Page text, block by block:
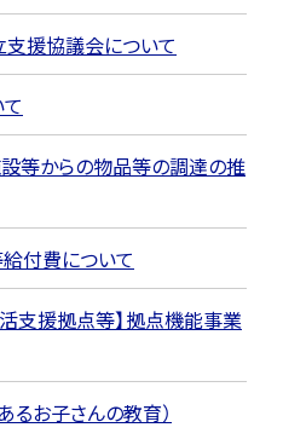
援協議会について
等からの物品等の調達の推
付費について
支援拠点等】拠点機能事業
るお子さんの教育）